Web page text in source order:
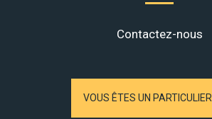
Contactez-nous
VOUS ÊTES UN PARTICULIER